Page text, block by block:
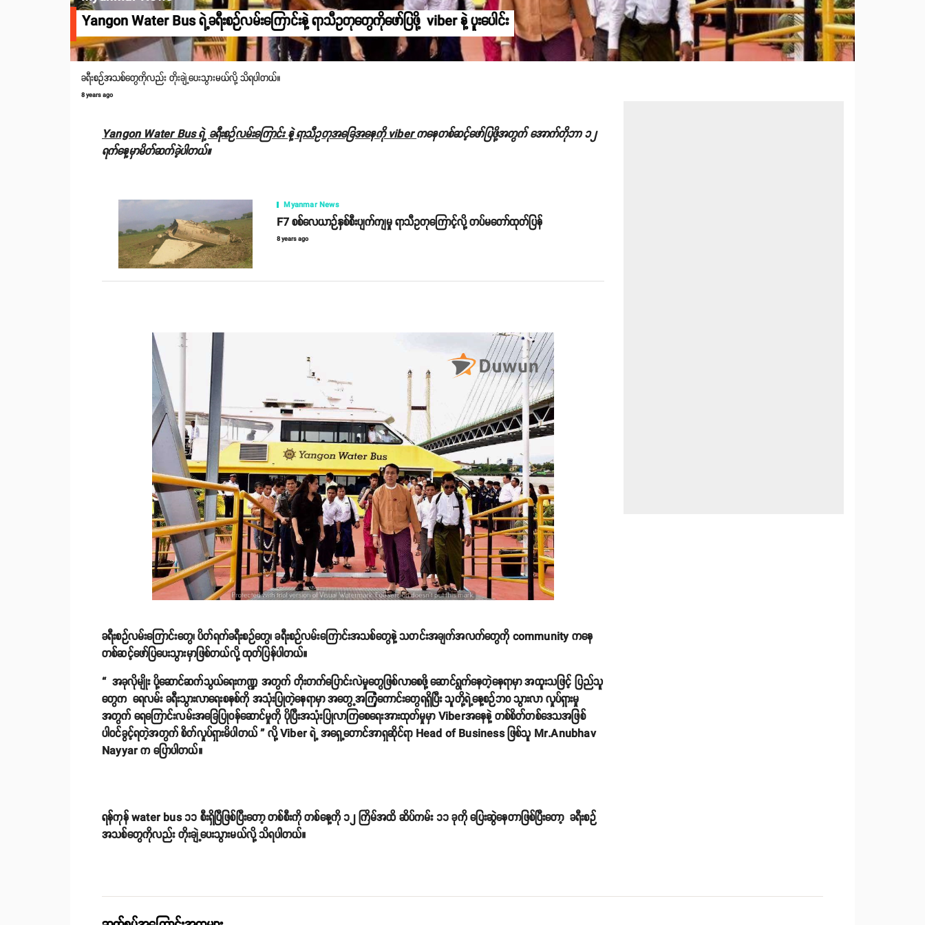
Yangon Water Bus ရဲ့ခရီးစဉ်လမ်းကြောင်းနဲ့ ရာသီဥတုတွေကိုဖော်ပြဖို့ viber နဲ့ ပူးပေါင်း
ခရီးစဉ်အသစ်တွေကိုလည်း တိုးချဲ့ပေးသွားမယ်လို့ သိရပါတယ်။
8 years ago
Yangon Water Bus ရဲ့ ခရီးစဉ်လမ်းကြောင်း နဲ့ ရာသီဥတုအခြေအနေကို viberကနေတစ်ဆင့်ဖော်ပြဖို့အတွက် အောက်တိုဘာ ၁၂
ရက်နေ့မှာမိတ်ဆက်ခဲ့ပါတယ်။
Myanmar News
F7 စစ်လေယာဉ်နှစ်စီးပျက်ကျမှု ရာသီဥတုကြောင့်လို့ တပ်မတော်ထုတ်ပြန်
8 years ago
ခရီးစဉ်လမ်းကြောင်းတွေ၊ ပိတ်ရက်ခရီးစဉ်တွေ၊ ခရီးစဉ်လမ်းကြောင်းအသစ်တွေနဲ့ သတင်းအချက်အလက်တွေကို community ကနေ
တစ်ဆင့်ဖော်ပြပေးသွားမှာဖြစ်တယ်လို့ ထုတ်ပြန်ပါတယ်။
“ အခုလိုမျိုး ပို့ဆောင်ဆက်သွယ်ရေးကဏ္ဍ အတွက် တိုးတက်ပြောင်းလဲမှုတွေဖြစ်လာစေဖို့ ဆောင်ရွက်နေတဲ့နေရာမှာ အထူးသဖြင့် ပြည်သူ
တွေက ရေလမ်း ခရီးသွားလာရေးစနစ်ကို အသုံးပြုတဲ့နေရာမှာ အတွေ့အကြုံကောင်းတွေရရှိပြီး သူတို့ရဲ့နေ့စဉ်ဘဝ သွားလာ လှုပ်ရှားမှု
အတွက် ရေကြောင်းလမ်းအခြေပြုဝန်ဆောင်မှုကို ပိုပြီးအသုံးပြုလာကြစေရေးအားထုတ်မှုမှာ Viberအနေနဲ့ တစ်စိတ်တစ်ဒေသအဖြစ်
ပါဝင်ခွင့်ရတဲ့အတွက် စိတ်လှုပ်ရှားမိပါတယ် ” လို့ Viber ရဲ့ အရှေ့တောင်အာရှဆိုင်ရာ Head of Business ဖြစ်သူ Mr.Anubhav
Nayyar က ပြောပါတယ်။
ရန်ကုန် water bus ၁၁ စီးရှိပြီဖြစ်ပြီးတော့ တစ်စီးကို တစ်နေ့ကို ၁၂ ကြိမ်အထိ ဆိပ်ကမ်း ၁၁ ခုကို ပြေးဆွဲနေတာဖြစ်ပြီးတော့ ခရီးစဉ်
အသစ်တွေကိုလည်း တိုးချဲ့ပေးသွားမယ်လို့ သိရပါတယ်။